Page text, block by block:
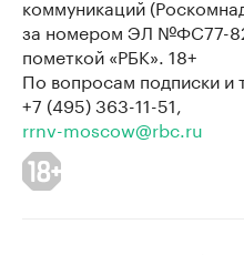
коммуникаций
за номером ЭЛ №ФС77-
пометкой «РБК». 18+
По вопросам подписки и
+7 (495) 363-11-51,
rrnv-moscow@rbc.ru